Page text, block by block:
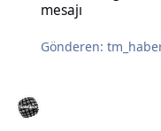
mesajı
Gönderen: